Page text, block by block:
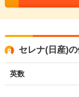
セレナ(日産)
英数